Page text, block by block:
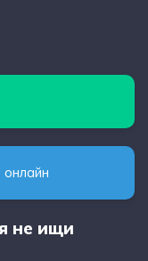
не ищи